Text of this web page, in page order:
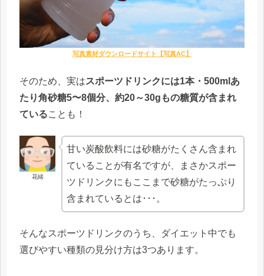
写真素材ダウンロードサイト【写真AC】
そのため、実はスポーツドリンクには1本・500mlあ
たり角砂糖5〜8個分、約20～30gもの糖質が含まれ
ていることも！
花緒
甘い炭酸飲料には砂糖がたくさん含まれ
ていることが有名ですが、まさかスポー
ツドリンクにもここまで砂糖がたっぷり
含まれているとは･･･。
そんなスポーツドリンクのうち、ダイエット中でも
選びやすい種類の見分け方は3つあります。